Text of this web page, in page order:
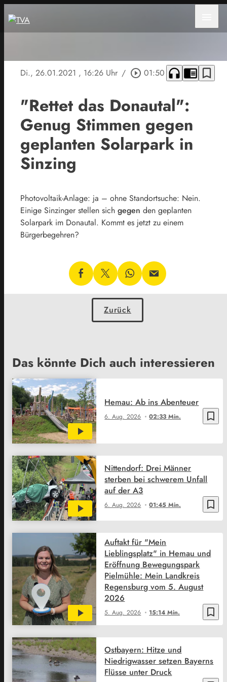
Di., 26.01.2021 , 16:26 Uhr / play_circle_outline 01:50 headphones chrome_reader_mode bookmark_border
"Rettet das Donautal":
Genug Stimmen gegen
geplanten Solarpark in
Sinzing
Photovoltaik-Anlage: ja – ohne Standortsuche: Nein.
Einige Sinzinger stellen sich gegen den geplanten
Solarpark im Donautal. Kommt es jetzt zu einem
Bürgerbegehren?
Zurück
Das könnte Dich auch interessieren
bookmark_border
6. Aug. 2026 02:33 Min.
Hemau: Ab ins Abenteuer
bookmark_border
6. Aug. 2026 01:45 Min.
Nittendorf: Drei Männer
sterben bei schwerem Unfall
auf der A3
bookmark_border
5. Aug. 2026 15:14 Min.
Auftakt für "Mein
Lieblingsplatz" in Hemau und
Eröffnung Bewegungspark
Pielmühle: Mein Landkreis
Regensburg vom 5. August
2026
Ostbayern: Hitze und
Niedrigwasser setzen Bayerns
Flüsse unter Druck